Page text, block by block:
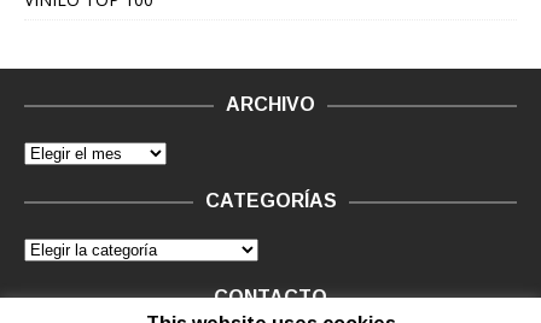
ARCHIVO
CATEGORÍAS
CONTACTO